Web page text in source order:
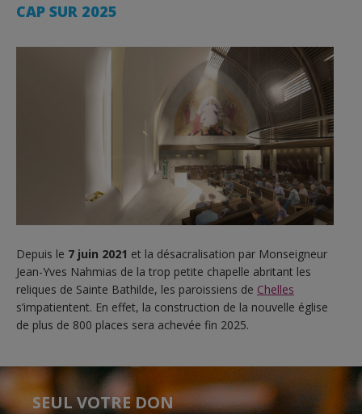
CAP SUR 2025
Depuis le 7 juin 2021 et la désacralisation par Monseigneur
Jean-Yves Nahmias de la trop petite chapelle abritant les
reliques de Sainte Bathilde, les paroissiens de Chelles
s’impatientent. En effet, la construction de la nouvelle église
de plus de 800 places sera achevée fin 2025.
SEUL VOTRE DON